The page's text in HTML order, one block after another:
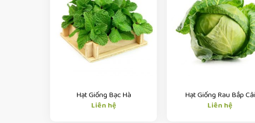
Hạt Giống Bạc Hà
Liên hệ
Hạt Giống Rau Bắp Cải
Liên hệ